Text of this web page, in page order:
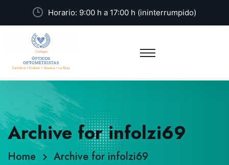
Horario: 9:00 h a 17:00 h (ininterrumpido)
Archive for infolzi69
Home Archive for infolzi69